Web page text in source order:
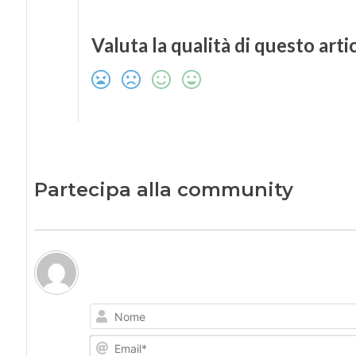
Valuta la qualità di questo
Partecipa alla community